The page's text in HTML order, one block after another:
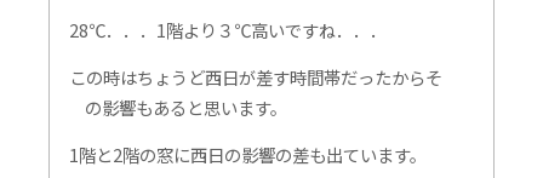
28℃．．．1階より３℃高いですね．．．
この時はちょうど西日が差す時間帯だったからそ
の影響もあると思います。
1階と2階の窓に西日の影響の差も出ています。